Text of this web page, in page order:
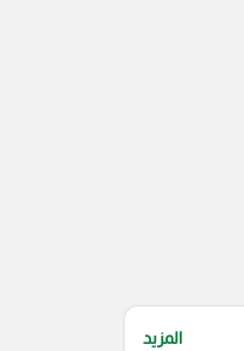
المزيد